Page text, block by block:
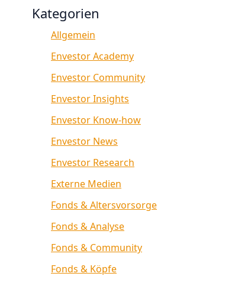
Kategorien
Allgemein
Envestor Academy
Envestor Community
Envestor Insights
Envestor Know-how
Envestor News
Envestor Research
Externe Medien
Fonds & Altersvorsorge
Fonds & Analyse
Fonds & Community
Fonds & Köpfe